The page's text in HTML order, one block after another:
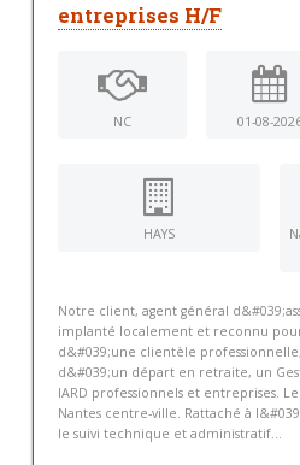
entreprises H/F
NC 01-08-
HAYS
Notre client, agent général
implanté localement et reconnu
d&#039;une clientèle
d&#039;un départ en retraite, un
IARD professionnels et entreprises.
Nantes centre-ville. Rattaché à
le suivi technique et administratif...